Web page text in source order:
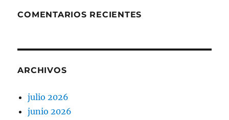
COMENTARIOS RECIENTES
ARCHIVOS
julio 2026
junio 2026